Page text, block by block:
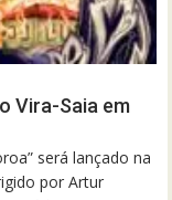
Vira-Saia em
será lançado na
por Artur